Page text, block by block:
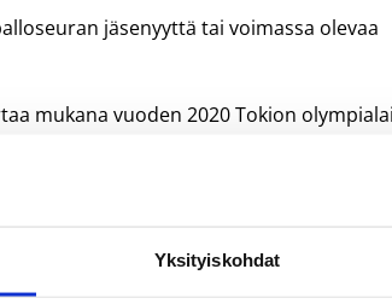
Yksityiskohdat
jäsenyyttä tai voimassa olevaa
mukana vuoden 2020 Tokion
on kysymys!